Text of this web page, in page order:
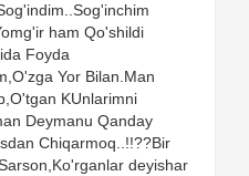
ham Qo'shildi
Foyda
Yor Bilan.Man
KUnlarimni
Deymanu Qanday
Chiqarmoq..!!??Bir
deyishar